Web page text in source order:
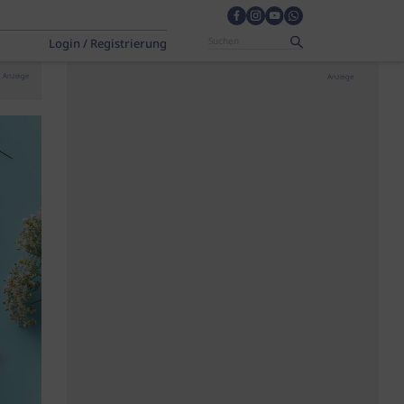
Login / Registrierung
Anzeige Anzeige